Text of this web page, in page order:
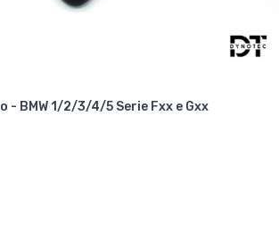
- BMW 1/2/3/4/5 Serie Fxx e Gxx